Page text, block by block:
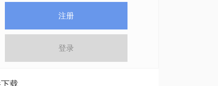
注册
登录
载